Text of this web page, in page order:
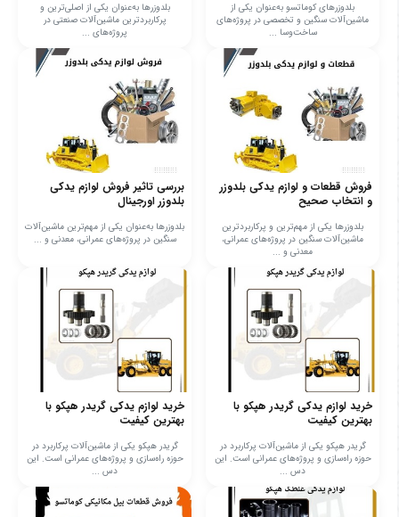
بلدوزرهای کوماتسو به‌عنوان یکی از
ماشین‌آلات سنگین و تخصصی در پروژه‌های
ساخت‌وسا ...
بلدوزرها به‌عنوان یکی از اصلی‌ترین و
پرکاربردترین ماشین‌آلات صنعتی در
پروژه‌های ...
فروش قطعات و لوازم یدکی بلدوزر
و انتخاب صحیح
بلدوزرها یکی از مهم‌ترین و پرکاربردترین
ماشین‌آلات سنگین در پروژه‌های عمرانی،
معدنی و ...
بررسی تاثیر فروش لوازم یدکی
بلدوزر اورجینال
بلدوزرها به‌عنوان یکی از مهم‌ترین ماشین‌آلات
سنگین در پروژه‌های عمرانی، معدنی و ...
خرید لوازم یدکی گریدر هپکو با
بهترین کیفیت
گریدر هپکو یکی از ماشین‌آلات پرکاربرد در
حوزه راه‌سازی و پروژه‌های عمرانی است. این
دس ...
خرید لوازم یدکی گریدر هپکو با
بهترین کیفیت
گریدر هپکو یکی از ماشین‌آلات پرکاربرد در
حوزه راه‌سازی و پروژه‌های عمرانی است. این
دس ...